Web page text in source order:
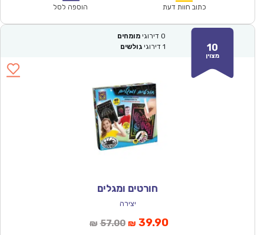
₪100.00.
כתוב חוות דעת הוספה לסל
10
מצוין
0 דירוגי מומחים
1 דירוגי גולשים
חורטים ומגלים
יצירה
₪ 57.00המחיר
₪ 39.90המחיר